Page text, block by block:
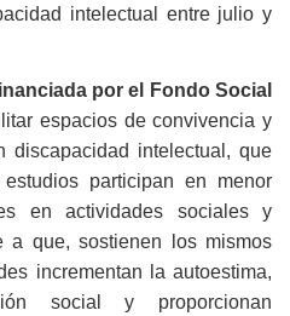
intelectual entre julio y
por el Fondo Social
espacios de convivencia y
discapacidad intelectual, que
participan en menor
en actividades sociales y
a que, sostienen los mismos
incrementan la autoestima,
social y proporcionan